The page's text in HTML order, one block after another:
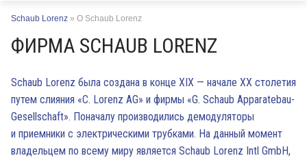
Schaub Lorenz » О Schaub Lorenz
ФИРМА SCHAUB LORENZ
Schaub Lorenz была создана в конце XIX — начале XX столетия
путем слияния «C. Lorenz AG» и фирмы «G. Schaub Apparatebau-
Gesellschaft». Поначалу производились демодуляторы
и приемники с электрическими трубками. На данный момент
владельцем по всему миру является Schaub Lorenz Intl GmbH,